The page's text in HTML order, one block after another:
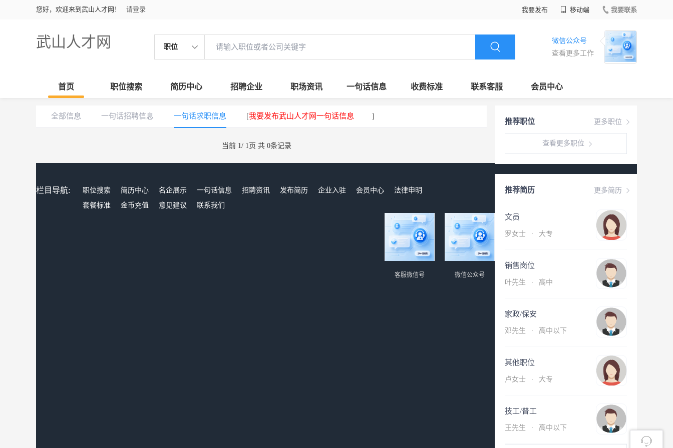
您好，欢迎来到武山人才网！ 请登录 我要发布 移动端 我要联系
武山人才网 职位
微信公众号
查看更多工作
首页 职位搜索 简历中心 招聘企业 职场资讯 一句话信息 收费标准 联系客服 会员中心
更多职位
推荐职位
查看更多职位
更多简历
推荐简历
文员
罗女士 · 大专
销售岗位
叶先生 · 高中
家政/保安
邓先生 · 高中以下
其他职位
卢女士 · 大专
技工/普工
王先生 · 高中以下
全部信息 一句话招聘信息 一句话求职信息 [我要发布武山人才网一句话信息 ]
当前 1/ 1页 共 0条记录
栏目导航: 职位搜索 简历中心 名企展示 一句话信息 招聘资讯 发布简历 企业入驻 会员中心
法律申明
套餐标准
金币充值 意见建议 联系我们
微信公众号
客服微信号